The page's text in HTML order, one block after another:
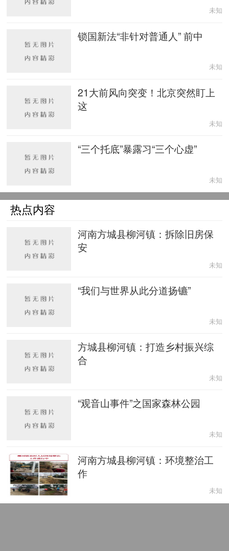
未知
锁国新法“非针对普通人” 前中
未知
21大前风向突变！北京突然盯上
这
未知
“三个托底”暴露习“三个心虚”
未知
热点内容
河南方城县柳河镇：拆除旧房保
安
未知
“我们与世界从此分道扬镳”
未知
方城县柳河镇：打造乡村振兴综
合
未知
“观音山事件”之国家森林公园
未知
河南方城县柳河镇：环境整治工
作
未知